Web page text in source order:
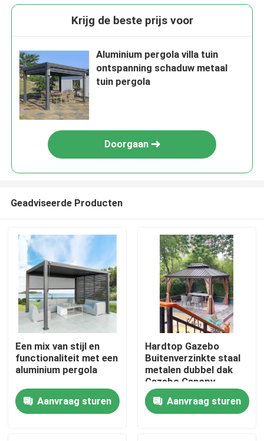
Huis
Producten
Krijg de beste prijs voor
Aluminium pergola villa tuin
ontspanning schaduw metaal
tuin pergola
Doorgaan
Geadviseerde Producten
Een mix van stijl en
functionaliteit met een
aluminium pergola
Aanvraag sturen
Hardtop Gazebo
Buitenverzinkte staal
metalen dubbel dak
Gazebo Canopy
Aanvraag sturen